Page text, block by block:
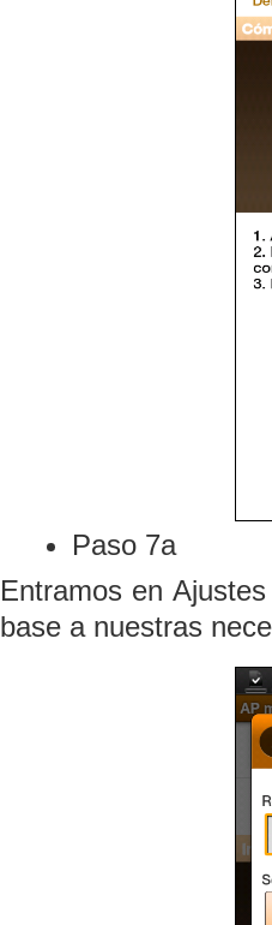
Paso 7a
Entramos en
base a nuestras